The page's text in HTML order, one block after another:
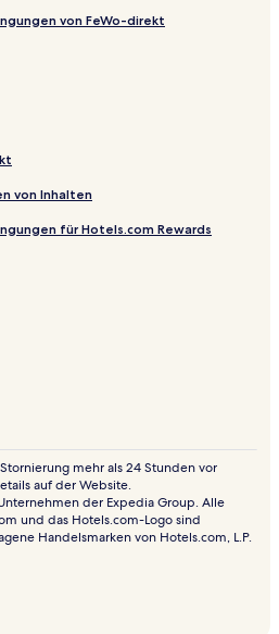
von FeWo-direkt
von Inhalten
für Hotels.com Rewards
mehr als 24 Stunden vor
auf der Website.
der Expedia Group. Alle
und das Hotels.com-Logo sind
Handelsmarken von Hotels.com, L.P.